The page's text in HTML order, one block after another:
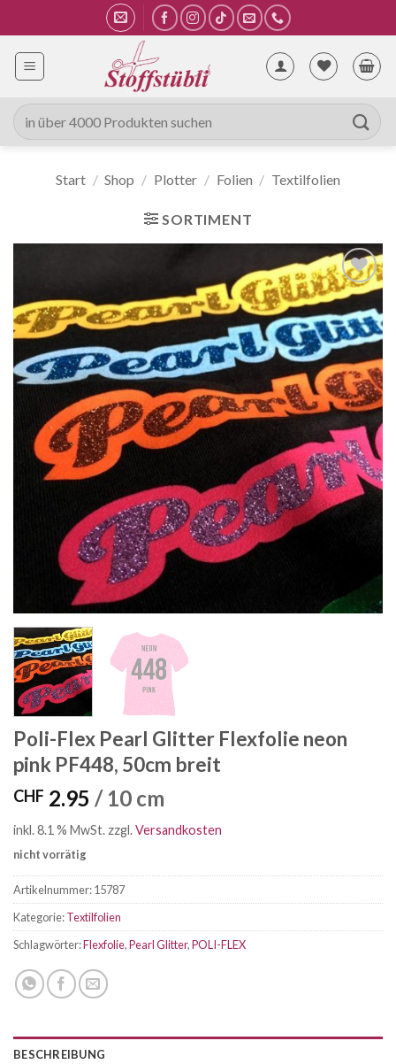
Inhalt
springen
Suche
nach:
Start / Shop / Plotter / Folien / Textilfolien
SORTIMENT
Auf die
Wunschliste
Poli-Flex Pearl Glitter Flexfolie neon
pink PF448, 50cm breit
CHF 2.95 / 10 cm
inkl. 8.1 % MwSt. zzgl.Versandkosten
nicht vorrätig
Artikelnummer:15787
Kategorie:Textilfolien
Schlagwörter:Flexfolie,Pearl Glitter,POLI-FLEX
BESCHREIBUNG